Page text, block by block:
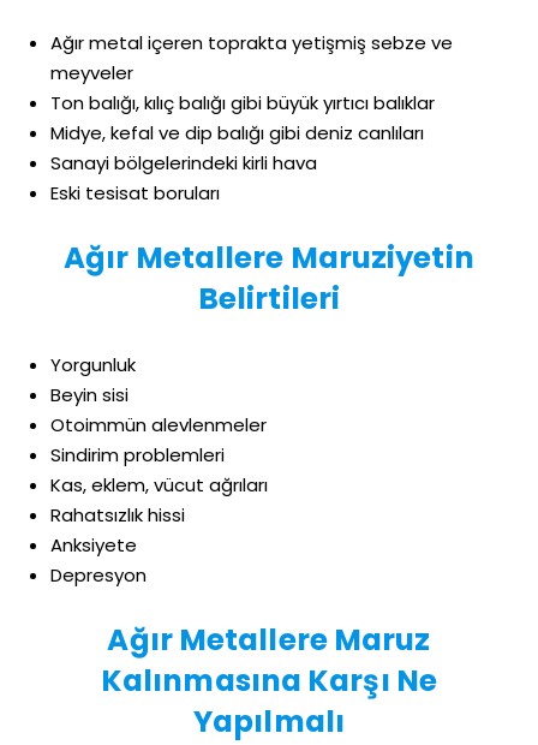
Ağır metal içeren toprakta yetişmiş sebze ve
meyveler
Ton balığı, kılıç balığı gibi büyük yırtıcı balıklar
Midye, kefal ve dip balığı gibi deniz canlıları
Sanayi bölgelerindeki kirli hava
Eski tesisat boruları
Ağır Metallere Maruziyetin
Belirtileri
Yorgunluk
Beyin sisi
Otoimmün alevlenmeler
Sindirim problemleri
Kas, eklem, vücut ağrıları
Rahatsızlık hissi
Anksiyete
Depresyon
Ağır Metallere Maruz
Kalınmasına Karşı Ne
Yapılmalı